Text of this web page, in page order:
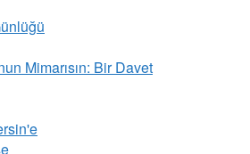
Mimarısın: Bir Davet